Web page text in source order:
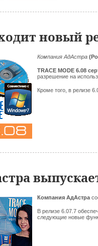
новый
Компания АдАстра
TRACE MODE 6.08
разрешение на
Кроме того, в релизе
Компания АдАстра
В релизе 6.07.7
следующие новые